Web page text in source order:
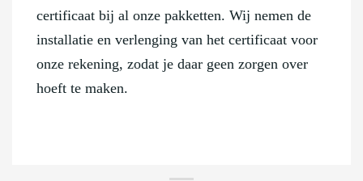
certificaat bij al onze pakketten. Wij nemen de
installatie en verlenging van het certificaat voor
onze rekening, zodat je daar geen zorgen over
hoeft te maken.